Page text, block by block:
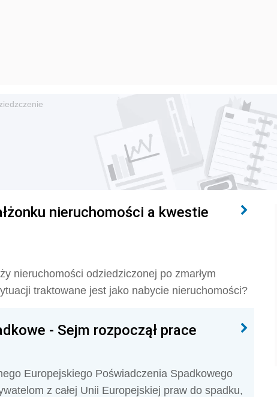
nieruchomości a kwestie
nieruchomości odziedziczonej po zmarłym
traktowane jest jako nabycie nieruchomości?
- Sejm rozpoczął prace
Europejskiego Poświadczenia Spadkowego
z całej Unii Europejskiej praw do spadku,